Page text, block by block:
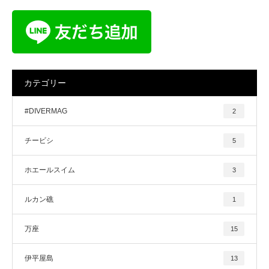
カテゴリー
#DIVERMAG 2
チービシ 5
ホエールスイム 3
ルカン礁 1
万座 15
伊平屋島 13